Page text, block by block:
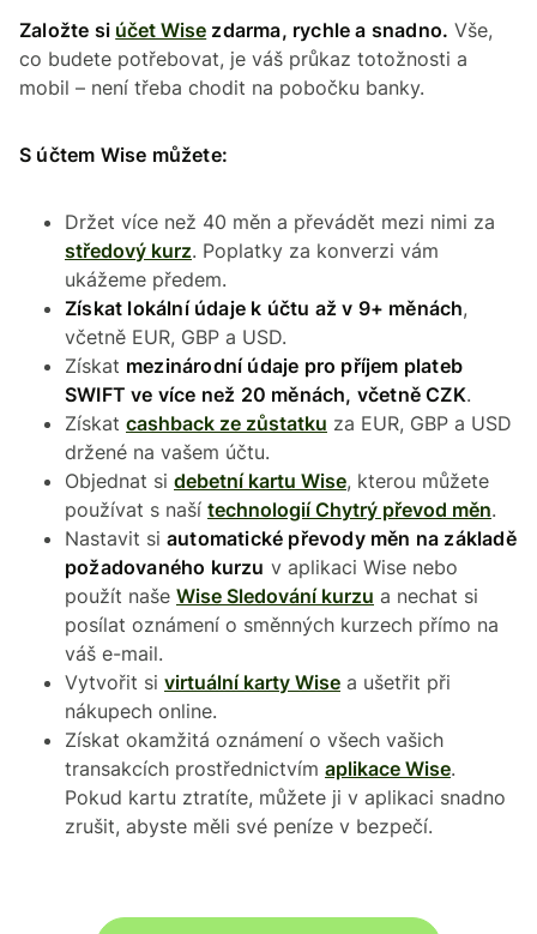
Založte si účet Wise zdarma, rychle a snadno. Vše,
co budete potřebovat, je váš průkaz totožnosti a
mobil – není třeba chodit na pobočku banky.
S účtem Wise můžete:
Držet více než 40 měn a převádět mezi nimi za
středový kurz. Poplatky za konverzi vám
ukážeme předem.
Získat lokální údaje k účtu až v 9+ měnách,
včetně EUR, GBP a USD.
Získat mezinárodní údaje pro příjem plateb
SWIFT ve více než 20 měnách, včetně CZK.
Získat cashback ze zůstatku za EUR, GBP a USD
držené na vašem účtu.
Objednat si debetní kartu Wise, kterou můžete
používat s naší technologií Chytrý převod měn.
Nastavit si automatické převody měn na základě
požadovaného kurzu v aplikaci Wise nebo
použít naše Wise Sledování kurzu a nechat si
posílat oznámení o směnných kurzech přímo na
váš e-mail.
Vytvořit si virtuální karty Wise a ušetřit při
nákupech online.
Získat okamžitá oznámení o všech vašich
transakcích prostřednictvím aplikace Wise.
Pokud kartu ztratíte, můžete ji v aplikaci snadno
zrušit, abyste měli své peníze v bezpečí.